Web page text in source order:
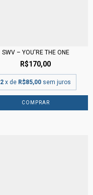
SWV – YOU'RE THE ONE
R$170,00
2 x de R$85,00 sem juros